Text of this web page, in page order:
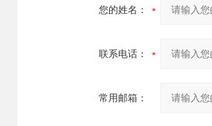
您的姓名：
联系电话：
常用邮箱：